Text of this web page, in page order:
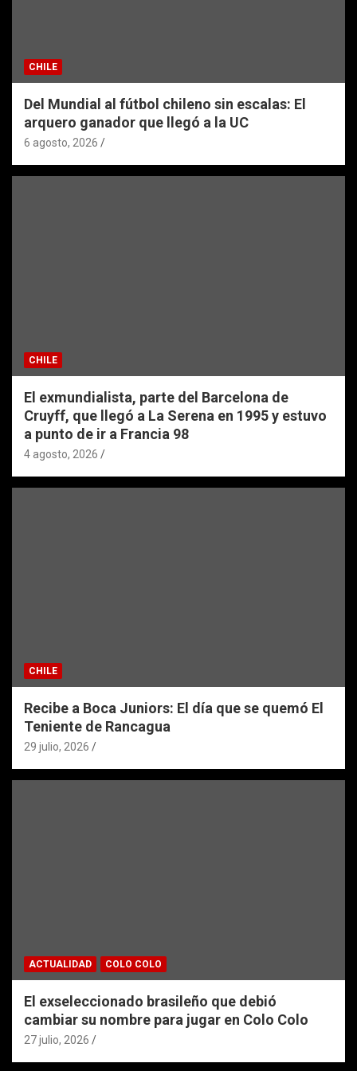
CHILE
Del Mundial al fútbol chileno sin escalas: El
arquero ganador que llegó a la UC
6 agosto, 2026
CHILE
El exmundialista, parte del Barcelona de
Cruyff, que llegó a La Serena en 1995 y estuvo
a punto de ir a Francia 98
4 agosto, 2026
CHILE
Recibe a Boca Juniors: El día que se quemó El
Teniente de Rancagua
29 julio, 2026
ACTUALIDAD COLO COLO
El exseleccionado brasileño que debió
cambiar su nombre para jugar en Colo Colo
27 julio, 2026